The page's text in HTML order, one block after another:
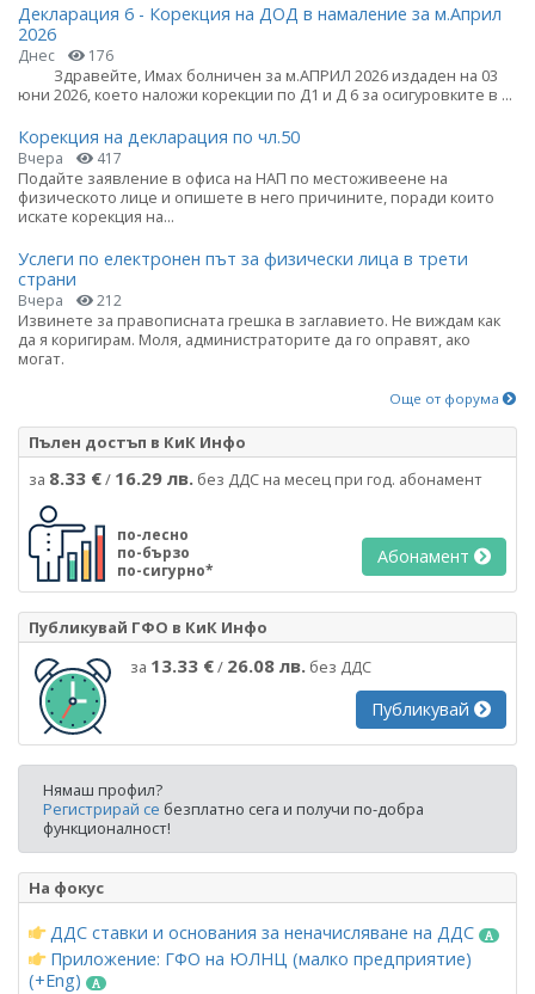
Декларация 6 - Корекция на ДОД в намаление за м.Април
2026
Днес 176
Здравейте, Имах болничен за м.АПРИЛ 2026 издаден на 03
юни 2026, което наложи корекции по Д1 и Д 6 за осигуровките в ...
Корекция на декларация по чл.50
Вчера 417
Подайте заявление в офиса на НАП по местоживеене на
физическото лице и опишете в него причините, поради които
искате корекция на...
Услеги по електронен път за физически лица в трети
страни
Вчера 212
Извинете за правописната грешка в заглавието. Не виждам как
да я коригирам. Моля, администраторите да го оправят, ако
могат.
Още от форума
Пълен достъп в КиК Инфо
за 8.33 €/ 16.29 лв. без ДДС на месец при год. абонамент
по-лесно
по-бързо
по-сигурно*
Абонамент
Публикувай ГФО в КиК Инфо
за 13.33 €/ 26.08 лв. без ДДС
Публикувай
Нямаш профил?
Регистрирай се безплатно сега и получи по-добра
функционалност!
На фокус
ДДС ставки и основания за неначисляване на ДДС
Приложение: ГФО на ЮЛНЦ (малко предприятие)
(+Eng)